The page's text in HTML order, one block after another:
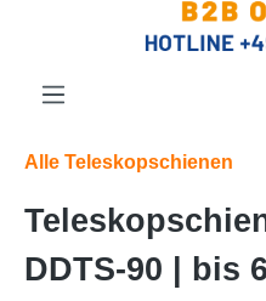
Alle Teleskopschienen
DDTS-90 | bis